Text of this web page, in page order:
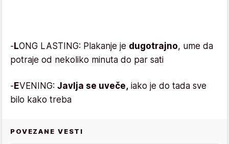
-LONG LASTING: Plakanje je dugotrajno, ume da
potraje od nekoliko minuta do par sati
-EVENING: Javlja se uveče, iako je do tada sve
bilo kako treba
POVEZANE VESTI